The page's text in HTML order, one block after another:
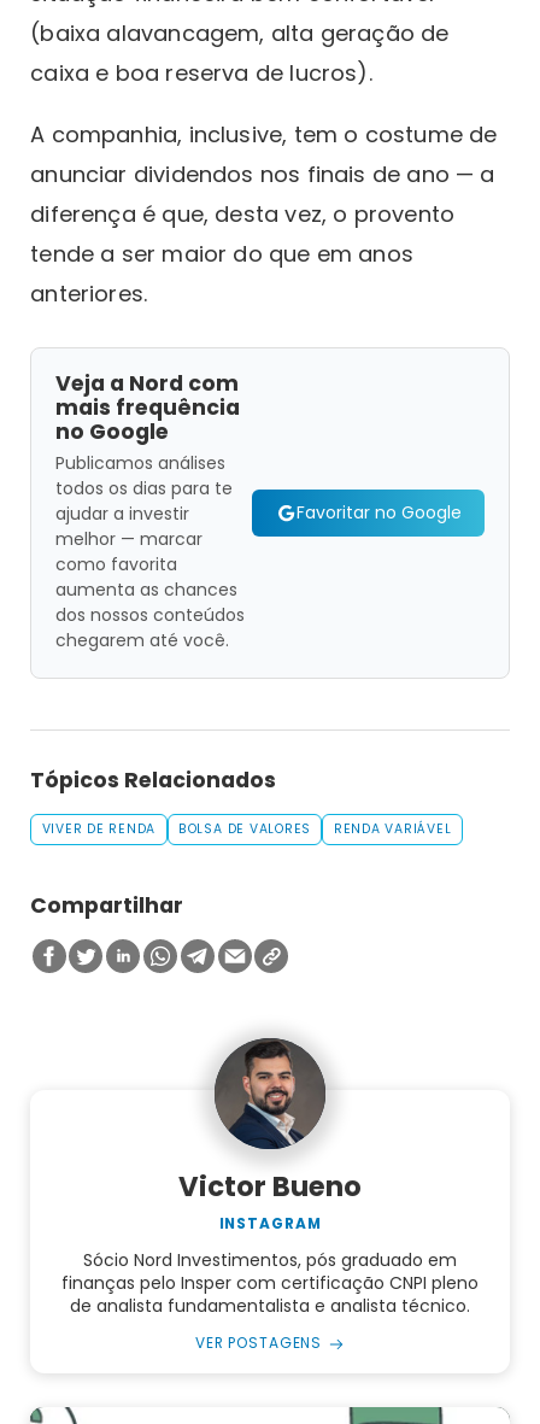
(baixa alavancagem, alta geração de
caixa e boa reserva de lucros).
A companhia, inclusive, tem o costume de
anunciar dividendos nos finais de ano — a
diferença é que, desta vez, o provento
tende a ser maior do que em anos
anteriores.
Veja a Nord com
mais frequência
no Google
Publicamos análises
todos os dias para te
ajudar a investir
melhor — marcar
como favorita
aumenta as chances
dos nossos conteúdos
chegarem até você.
Favoritar no Google
Tópicos Relacionados
VIVER DE RENDA BOLSA DE VALORES RENDA VARIÁVEL
Compartilhar
Victor Bueno
INSTAGRAM
Sócio Nord Investimentos, pós graduado em
finanças pelo Insper com certificação CNPI pleno
de analista fundamentalista e analista técnico.
VER POSTAGENS